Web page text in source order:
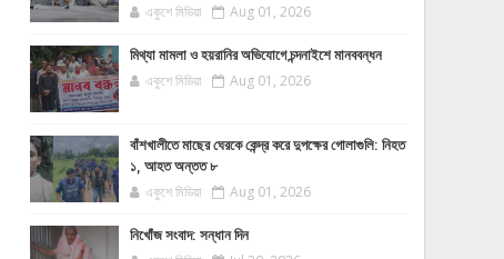
একুশে মিডিয়া Aug 01, 2026
মিথ্যা মামলা ও হয়রানির অভিযোগে চন্দনাইশে মানববন্ধন
একুশে মিডিয়া Aug 01, 2026
বাঁশখালীতে মাছের ঘেরকে কেন্দ্র করে দুপক্ষের গোলাগুলি: নিহত
১, আহত অন্তত ৮
একুশে মিডিয়া Aug 01, 2026
নিখোঁজ সংবাদ: সন্ধান দিন